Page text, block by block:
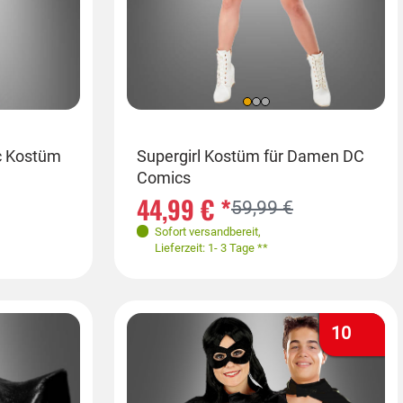
Batgirl Kostüm Damen
34,99 € *
Sofort versandbereit,
Lieferzeit: 1- 3 Tage **
Kostüm Größen
38 40
Supergirl Kostüm für Damen DC
Comics
59,99 €
44,99 € *
Sofort versandbereit,
Lieferzeit: 1- 3 Tage **
10